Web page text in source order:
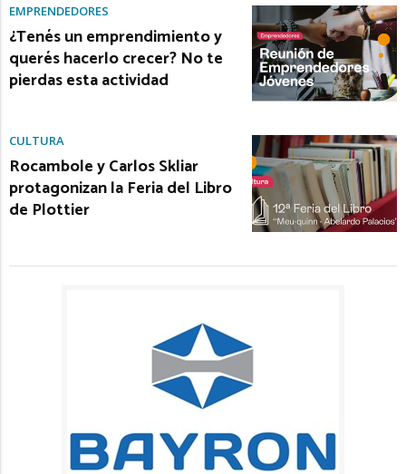
EMPRENDEDORES
¿Tenés un emprendimiento y
querés hacerlo crecer? No te
pierdas esta actividad
CULTURA
Rocambole y Carlos Skliar
protagonizan la Feria del Libro
de Plottier